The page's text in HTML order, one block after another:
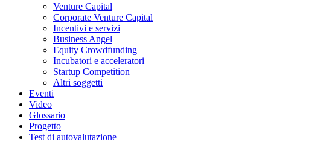
Venture Capital
Corporate Venture Capital
Incentivi e servizi
Business Angel
Equity Crowdfunding
Incubatori e acceleratori
Startup Competition
Altri soggetti
Eventi
Video
Glossario
Progetto
Test di autovalutazione